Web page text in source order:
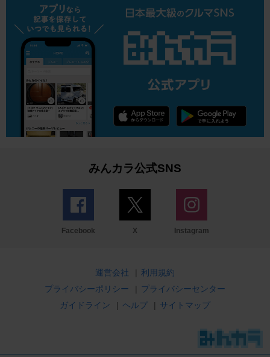
みんカラ公式SNS
Facebook X Instagram
運営会社 | 利用規約
プライバシーポリシー
| プライバシーセンター
ガイドライン
| ヘルプ | サイトマップ